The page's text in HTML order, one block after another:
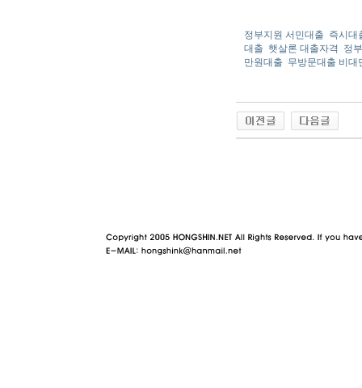
정부지원 서민대출 즉시대
대출 햇살론 대출자격
정
만원대출 무방문대출 비대